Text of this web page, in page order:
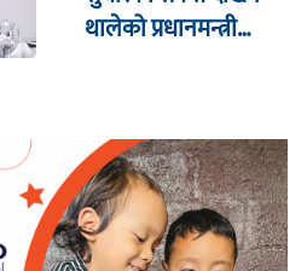
थालेको प्रधानमन्त्री